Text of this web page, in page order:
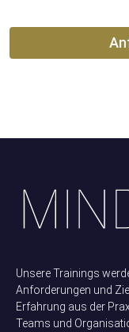
Unsere Trainings
Anforderungen und
Erfahrung aus der
Teams und